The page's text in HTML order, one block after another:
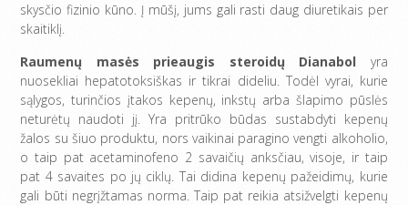
skysčio fizinio kūno. Į mūšį, jums gali rasti daug diuretikais per
skaitiklį.
Raumenų masės prieaugis steroidų Dianabol yra
nuosekliai hepatotoksiškas ir tikrai dideliu. Todėl vyrai, kurie
sąlygos, turinčios įtakos kepenų, inkstų arba šlapimo pūslės
neturėtų naudoti jį. Yra pritrūko būdas sustabdyti kepenų
žalos su šiuo produktu, nors vaikinai paragino vengti alkoholio,
o taip pat acetaminofeno 2 savaičių anksčiau, visoje, ir taip
pat 4 savaites po jų ciklų. Tai didina kepenų pažeidimų, kurie
gali būti negrįžtamas norma. Taip pat reikia atsižvelgti kepenų